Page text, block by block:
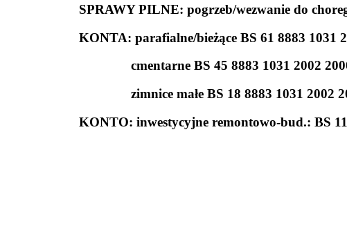
SPRAWY PILNE: pogrzeb/wezwanie do
KONTA: parafialne/bieżące BS 61 8883 1031
cmentarne BS 45 8883 1031 2002
zimnice małe BS 18 8883 1031 2002
KONTO: inwestycyjne remontowo-bud.: BS